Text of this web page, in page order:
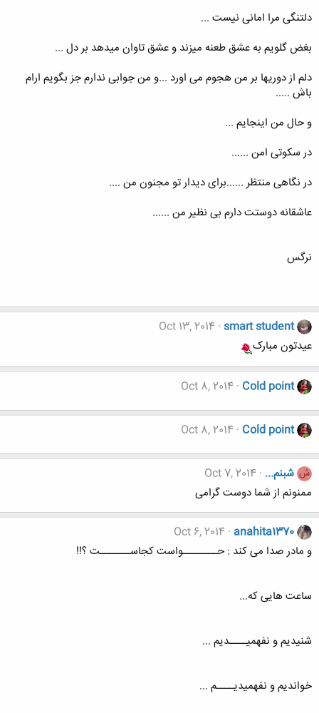
دلتنگی مرا امانی نیست ...
بغض گلویم به عشق طعنه میزند و عشق تاوان میدهد بر دل ...
دلم از دوریها بر من هجوم می اورد ...و من جوابی ندارم جز بگویم ارام
باش .....
و حال من اینجایم ...
در سکوتی امن ......
در نگاهی منتظر ......برای دیدار تو مجنون من ....
عاشقانه دوستت دارم بی نظیر من ......
نرگس
smart student
Oct 13, 2014
عيدتون مبارک
Cold point
Oct 8, 2014
Cold point
Oct 8, 2014
ش شبنم... Oct 7, 2014
ممنونم از شما دوست گرامی
anahita1370
Oct 6, 2014
و مادر صدا می کند : حــــــــواست کجاســـــــت ؟!!
ساعت هایی که...
شنیدیم و نفهمیــــدیم ...
خواندیم و نفهمیدیــــم ...